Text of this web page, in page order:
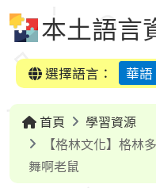
本土語言
選擇語言：
華語
首頁
學習資源
【格林文化】格林
舞啊老鼠